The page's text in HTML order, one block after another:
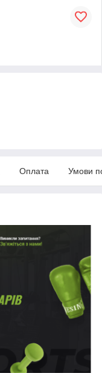
Оплата Умови